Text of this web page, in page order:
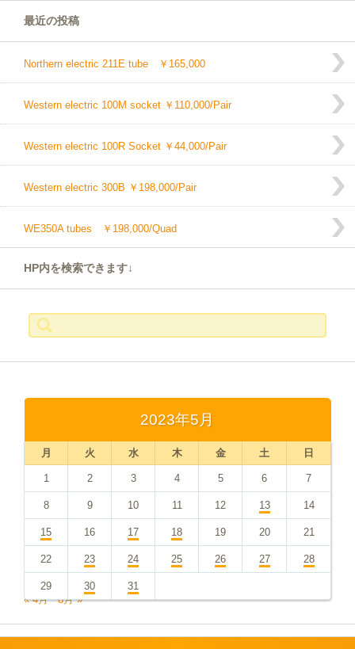
最近の投稿
Northern electric 211E tube ￥165,000
Western electric 100M socket ￥110,000/Pair
Western electric 100R Socket ￥44,000/Pair
Western electric 300B ￥198,000/Pair
WE350A tubes ￥198,000/Quad
HP内を検索できます↓
索:
2023年5月
月 火 水 木 金 土 日
1 2 3 4 5 6 7
8 9 10 11 12 13 14
15 16 17 18 19 20 21
22 23 24 25 26 27 28
29 30
31
« 4月
8月 »